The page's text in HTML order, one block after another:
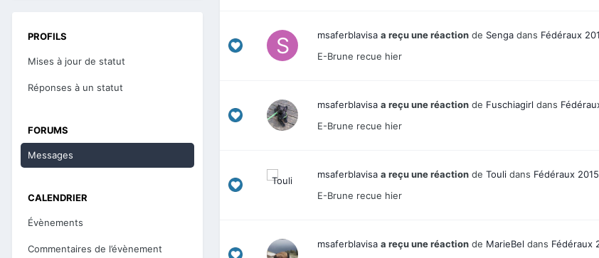
PROFILS
Mises à jour de statut
Réponses à un statut
FORUMS
Messages
CALENDRIER
Évènements
Commentaires de l’évènement
msaferblavisa a reçu une réaction de Senga dans Fédéraux
E-Brune recue hier
msaferblavisa a reçu une réaction de Fuschiagirl dans
E-Brune recue hier
msaferblavisa a reçu une réaction de Touli dans Fédéraux 2015
E-Brune recue hier
msaferblavisa a reçu une réaction de MarieBel dans Fédéraux